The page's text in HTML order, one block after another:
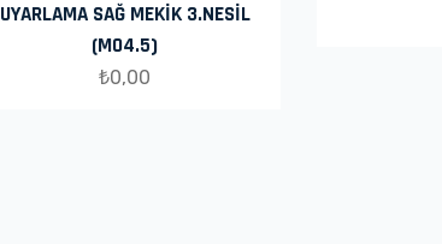
UYARLAMA SAĞ MEKİK 3.NESİL
(M04.5)
₺0,00